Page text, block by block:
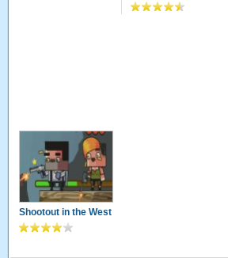
Shootout in the West